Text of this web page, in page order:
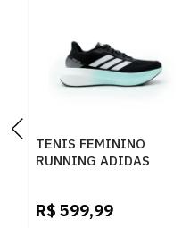
TENIS FEMININO
RUNNING ADIDAS
R$ 599,99